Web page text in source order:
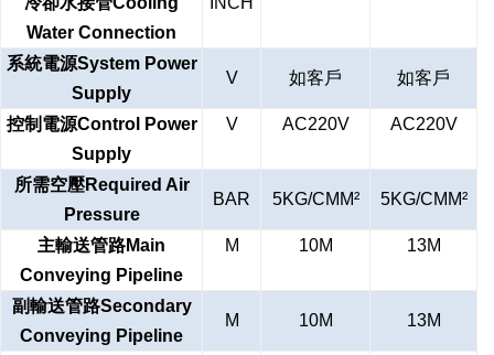
Water Connection
系統電源System Power
Supply
V 如客戶 如客戶
控制電源Control Power
Supply
V AC220V AC220V
所需空壓Required Air
Pressure
BAR 5KG/CMM² 5KG/CMM²
主輸送管路Main
Conveying Pipeline
M 10M 13M
副輸送管路Secondary
Conveying Pipeline
M 10M 13M